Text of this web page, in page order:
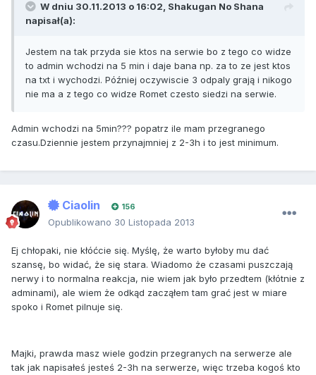
W dniu 30.11.2013 o 16:02, Shakugan No Shana
napisał(a):
Jestem na tak przyda sie ktos na serwie bo z tego co widze
to admin wchodzi na 5 min i daje bana np. za to ze jest ktos
na txt i wychodzi. Później oczywiscie 3 odpaly grają i nikogo
nie ma a z tego co widze Romet czesto siedzi na serwie.
Admin wchodzi na 5min??? popatrz ile mam przegranego
czasu.Dziennie jestem przynajmniej z 2-3h i to jest minimum.
Ciaolin 156
Opublikowano 30 Listopada 2013
Ej chłopaki, nie kłóćcie się. Myślę, że warto byłoby mu dać
szansę, bo widać, że się stara. Wiadomo że czasami puszczają
nerwy i to normalna reakcja, nie wiem jak było przedtem (kłótnie z
adminami), ale wiem że odkąd zacząłem tam grać jest w miare
spoko i Romet pilnuje się.
Majki, prawda masz wiele godzin przegranych na serwerze ale
tak jak napisałeś jesteś 2-3h na serwerze, więc trzeba kogoś kto